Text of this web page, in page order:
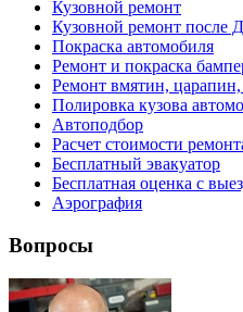
Кузовной ремонт
Кузовной ремонт после
Покраска автомобиля
Ремонт и покраска
Ремонт вмятин, царапин,
Полировка кузова
Автоподбор
Расчет стоимости
Бесплатный эвакуатор
Бесплатная оценка с
Аэрография
Вопросы